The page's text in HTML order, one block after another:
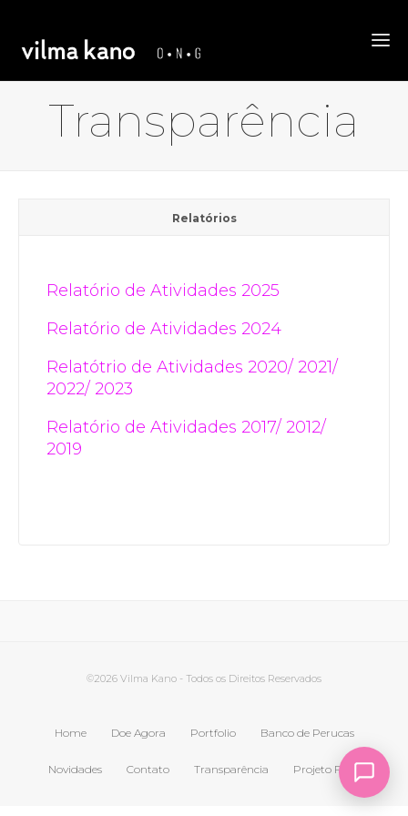
Transparência
Relatórios
Relatório de Atividades 2025
Relatório de Atividades 2024
Relatótrio de Atividades 2020/ 2021/
2022/ 2023
Relatório de Atividades 2017/ 2012/
2019
©2026 Vilma Kano - Todos os Direitos Reservados
Home Doe Agora Portfolio Banco de Perucas
Novidades Contato Transparência Projeto Farol